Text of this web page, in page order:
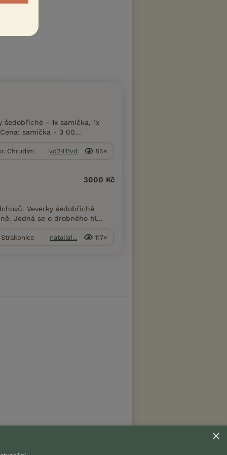
- 1x samička, 1x
samička - 3 00...
Chrudim vd2411vd 85×
3000 Kč
Veverky šedobřiché
Jedná se o drobného hl...
natalia1... 117×
×